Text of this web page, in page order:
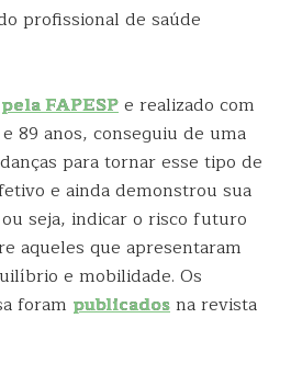
profissional de saúde
FAPESPe realizado com
89 anos, conseguiu de uma
para tornar esse tipo de
e ainda demonstrou sua
seja, indicar o risco futuro
aqueles que apresentaram
e mobilidade. Os
foram publicadosna revista